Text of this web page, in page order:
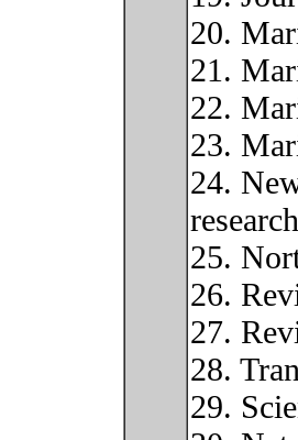
20.
21.
22.
23.
24.
research
25.
26.
27.
28.
29.